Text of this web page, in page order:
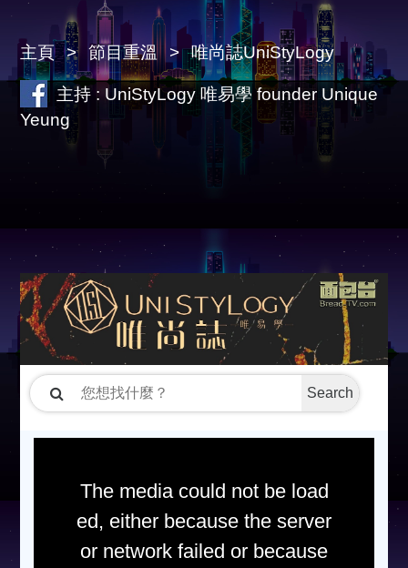
主頁 節目重溫 唯尚誌UniStyLogy
主持 : UniStyLogy 唯易學 founder Unique
Yeung
Search
The media could not be load
ed, either because the server
or network failed or because